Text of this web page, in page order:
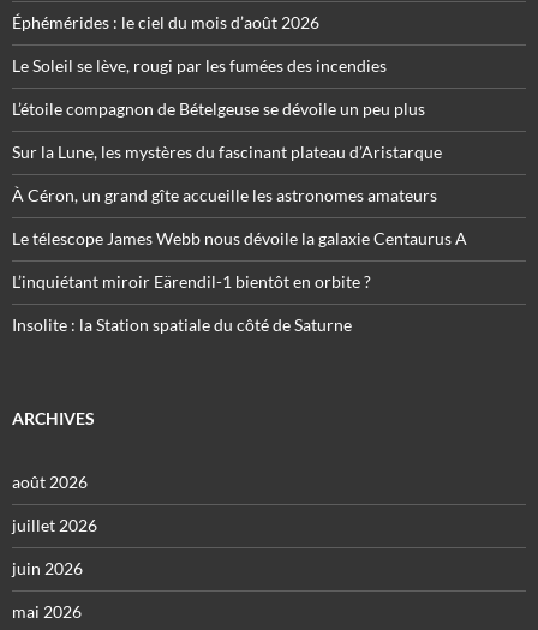
Éphémérides : le ciel du mois d’août 2026
Le Soleil se lève, rougi par les fumées des incendies
L’étoile compagnon de Bételgeuse se dévoile un peu plus
Sur la Lune, les mystères du fascinant plateau d’Aristarque
À Céron, un grand gîte accueille les astronomes amateurs
Le télescope James Webb nous dévoile la galaxie Centaurus A
L’inquiétant miroir Eärendil-1 bientôt en orbite ?
Insolite : la Station spatiale du côté de Saturne
ARCHIVES
août 2026
juillet 2026
juin 2026
mai 2026